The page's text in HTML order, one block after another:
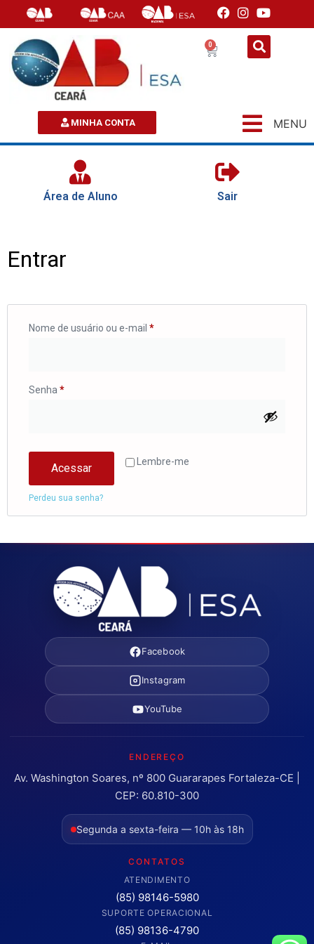
0
MINHA CONTA MENU
Área de Aluno Sair
Entrar
Nome de usuário ou e-mail *
Senha *
Lembre-me
Acessar
Perdeu sua senha?
Facebook
Instagram
YouTube
ENDEREÇO
Av. Washington Soares, nº 800 Guararapes Fortaleza-CE |
CEP: 60.810-300
Segunda a sexta-feira — 10h às 18h
CONTATOS
ATENDIMENTO
(85) 98146-5980
SUPORTE OPERACIONAL
(85) 98136-4790